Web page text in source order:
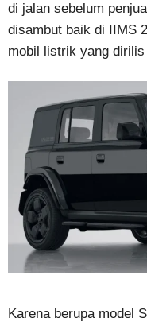
di jalan sebelum
disambut baik di IIMS
mobil listrik yang
Karena berupa model